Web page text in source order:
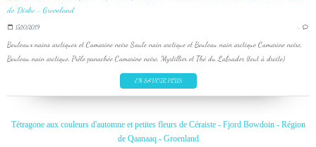
15/10/2019 …
Bouleaux nains arctiques et Camarine noire Saule nain arctique et Bouleau nain arctique Camarine noire,
Bouleau nain arctique, Prêle panachée Camarine noire, Myrtillier et Thé du Labrador (tout à droite)
EN SAVOIR PLUS
Tétragone aux couleurs d'automne et petites fleurs de Céraiste - Fjord Bowdoin - Région
de Qaanaaq - Groenland